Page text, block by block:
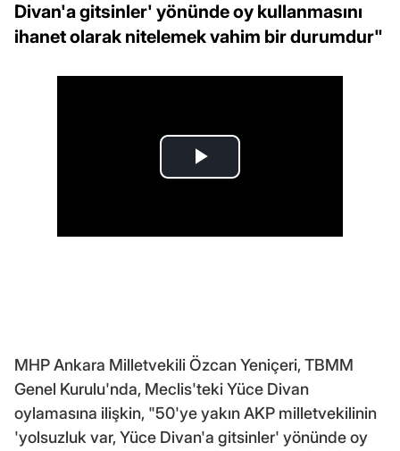
Divan'a gitsinler' yönünde oy kullanmasını
ihanet olarak nitelemek vahim bir durumdur"
MHP Ankara Milletvekili Özcan Yeniçeri, TBMM
Genel Kurulu'nda, Meclis'teki Yüce Divan
oylamasına ilişkin, "50'ye yakın AKP milletvekilinin
'yolsuzluk var, Yüce Divan'a gitsinler' yönünde oy